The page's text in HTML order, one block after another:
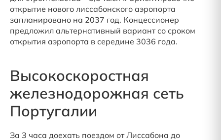
открытие нового лиссабонского аэропорта
запланировано на 2037 год. Концессионер
предложил альтернативный вариант со сроком
открытия аэропорта в середине 3036 года.
Высокоскоростная
железнодорожная сеть
Португалии
За 3 часа доехать поездом от Лиссабона до